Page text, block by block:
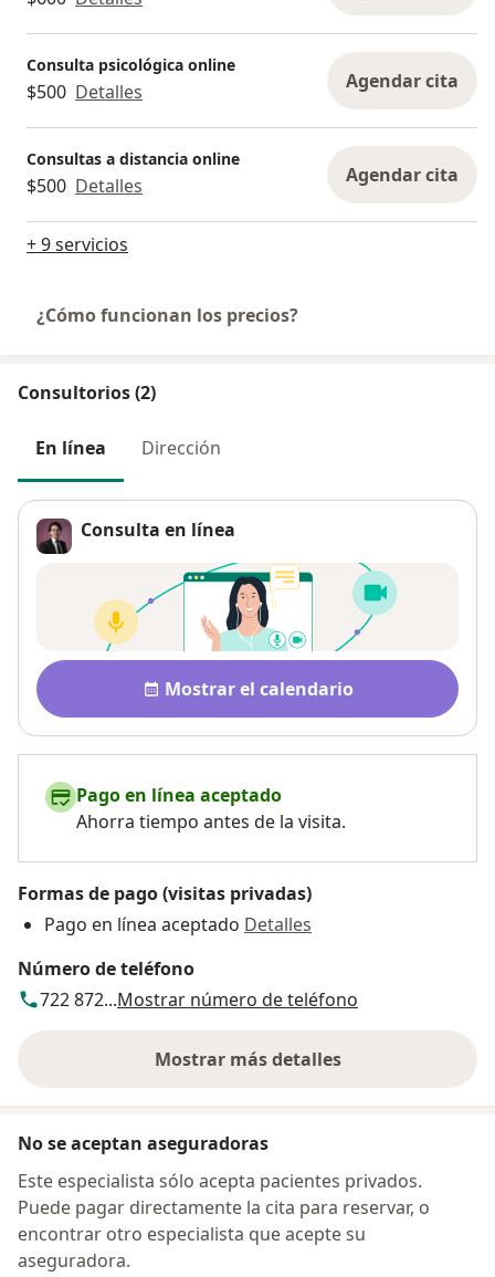
Consulta psicológica online
$500 Detalles Agendar cita
Consultas a distancia online
$500 Detalles Agendar cita
+ 9 servicios
¿Cómo funcionan los precios?
Consultorios (2)
En línea Dirección
Consulta en línea
Disponibilidad
Mostrar el calendario
Pago en línea aceptado
Ahorra tiempo antes de la visita.
Formas de pago (visitas privadas)
Pago en línea aceptado Detalles
Número de teléfono
722 872...Mostrar número de teléfono
Mostrar más detalles
sobre la dirección
No se aceptan aseguradoras
Este especialista sólo acepta pacientes privados.
Puede pagar directamente la cita para reservar, o
encontrar otro especialista que acepte su
aseguradora.